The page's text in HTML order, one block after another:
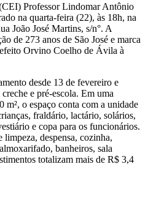
Professor Lindomar Antônio
na quarta-feira (22), às 18h, na
João José Martins, s/n°. A
de 273 anos de São José e marca
Orvino Coelho de Ávila à
desde 13 de fevereiro e
e pré-escola. Em uma
m², o espaço conta com a unidade
fraldário, lactário, solários,
e copa para os funcionários.
despensa, cozinha,
banheiros, sala
totalizam mais de R$ 3,4